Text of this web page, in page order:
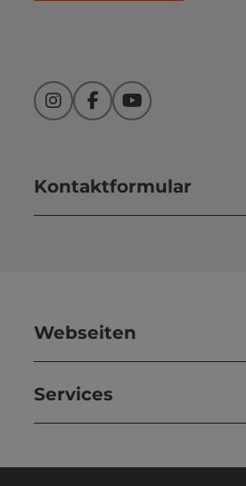
InstagramFacebookYouTube
Kontaktformular
Webseiten
Services